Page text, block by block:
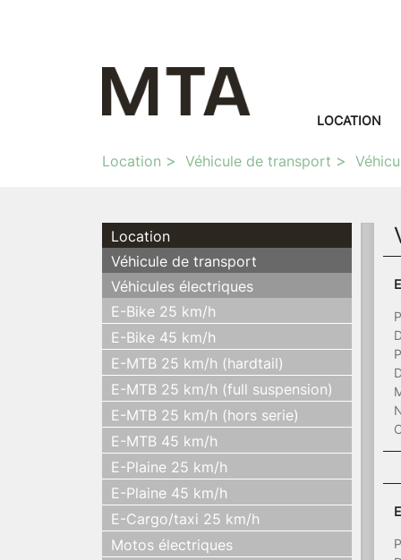
LOCATION
Location Véhicule de transport
Location
Véhicule de transport
Véhicules électriques
E-Bike 25 km/h
E-Bike 45 km/h
E-MTB 25 km/h (hardtail)
E-MTB 25 km/h (full suspension)
E-MTB 25 km/h (hors serie)
E-MTB 45 km/h
E-Plaine 25 km/h
E-Plaine 45 km/h
E-Cargo/taxi 25 km/h
Motos électriques